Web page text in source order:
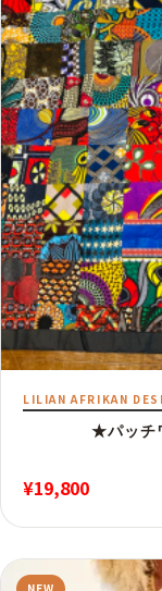
LILIAN AFRIKAN
★パッチ
¥19,800
NEW